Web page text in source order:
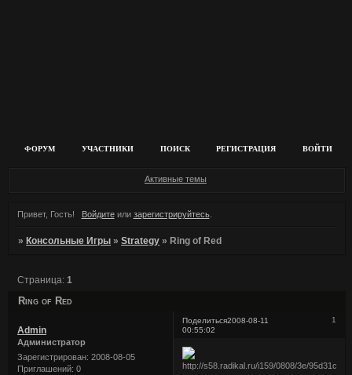
ФОРУМ УЧАСТНИКИ ПОИСК РЕГИСТРАЦИЯ ВОЙТИ
Активные темы
Привет, Гость! Войдитеили зарегистрируйтесь.
»Консольные Игры »Strategy »Ring of Red
Ring of Red
Страница: 1
Поделиться 1
2008-08-11
00:55:02
Admin
Администратор
Зарегистрирован: 2008-08-05
Приглашений: 0